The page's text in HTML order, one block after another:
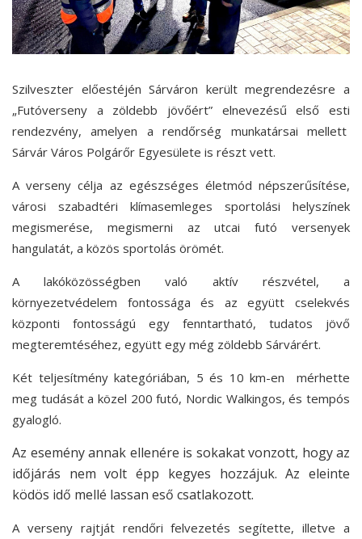
Szilveszter előestéjén Sárváron került megrendezésre a
„Futóverseny a zöldebb jövőért” elnevezésű első esti
rendezvény, amelyen a rendőrség munkatársai mellett
Sárvár Város Polgárőr Egyesülete is részt vett.
A verseny célja az egészséges életmód népszerűsítése,
városi szabadtéri klímasemleges sportolási helyszínek
megismerése, megismerni az utcai futó versenyek
hangulatát, a közös sportolás örömét.
A lakóközösségben való aktív részvétel, a
környezetvédelem fontossága és az együtt cselekvés
központi fontosságú egy fenntartható, tudatos jövő
megteremtéséhez, együtt egy még zöldebb Sárvárért.
Két teljesítmény kategóriában, 5 és 10 km-en mérhette
meg tudását a közel 200 futó, Nordic Walkingos, és tempós
gyalogló.
Az esemény annak ellenére is sokakat vonzott, hogy az
időjárás nem volt épp kegyes hozzájuk. Az eleinte
ködös idő mellé lassan eső csatlakozott.
A verseny rajtját rendőri felvezetés segítette, illetve a